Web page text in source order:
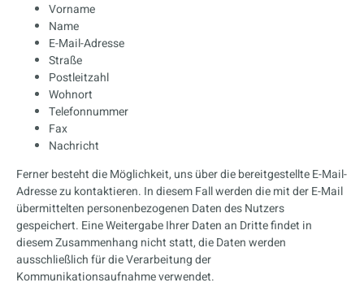
Vorname
Name
E-Mail-Adresse
Straße
Postleitzahl
Wohnort
Telefonnummer
Fax
Nachricht
Ferner besteht die Möglichkeit, uns über die bereitgestellte E-Mail-
Adresse zu kontaktieren. In diesem Fall werden die mit der E-Mail
übermittelten personenbezogenen Daten des Nutzers
gespeichert. Eine Weitergabe Ihrer Daten an Dritte findet in
diesem Zusammenhang nicht statt, die Daten werden
ausschließlich für die Verarbeitung der
Kommunikationsaufnahme verwendet.